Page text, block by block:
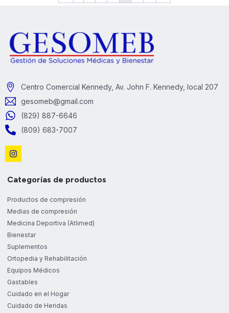
Centro Comercial Kennedy, Av. John F. Kennedy, local 207
gesomeb@gmail.com
(829) 887-6646
(809) 683-7007
Categorías de productos
Productos de compresión
Medias de compresión
Medicina Deportiva (Atlimed)
Bienestar
Suplementos
Ortopedia y Rehabilitación
Equipos Médicos
Gastables
Cuidado en el Hogar
Cuidado de Heridas